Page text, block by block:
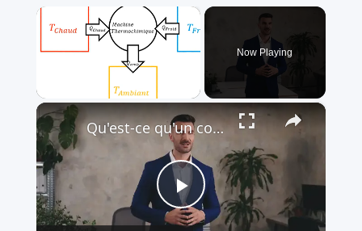
×
Unmute
Now Playing
×
Play
Qu'est-ce qu'un concentrateur solaire ?